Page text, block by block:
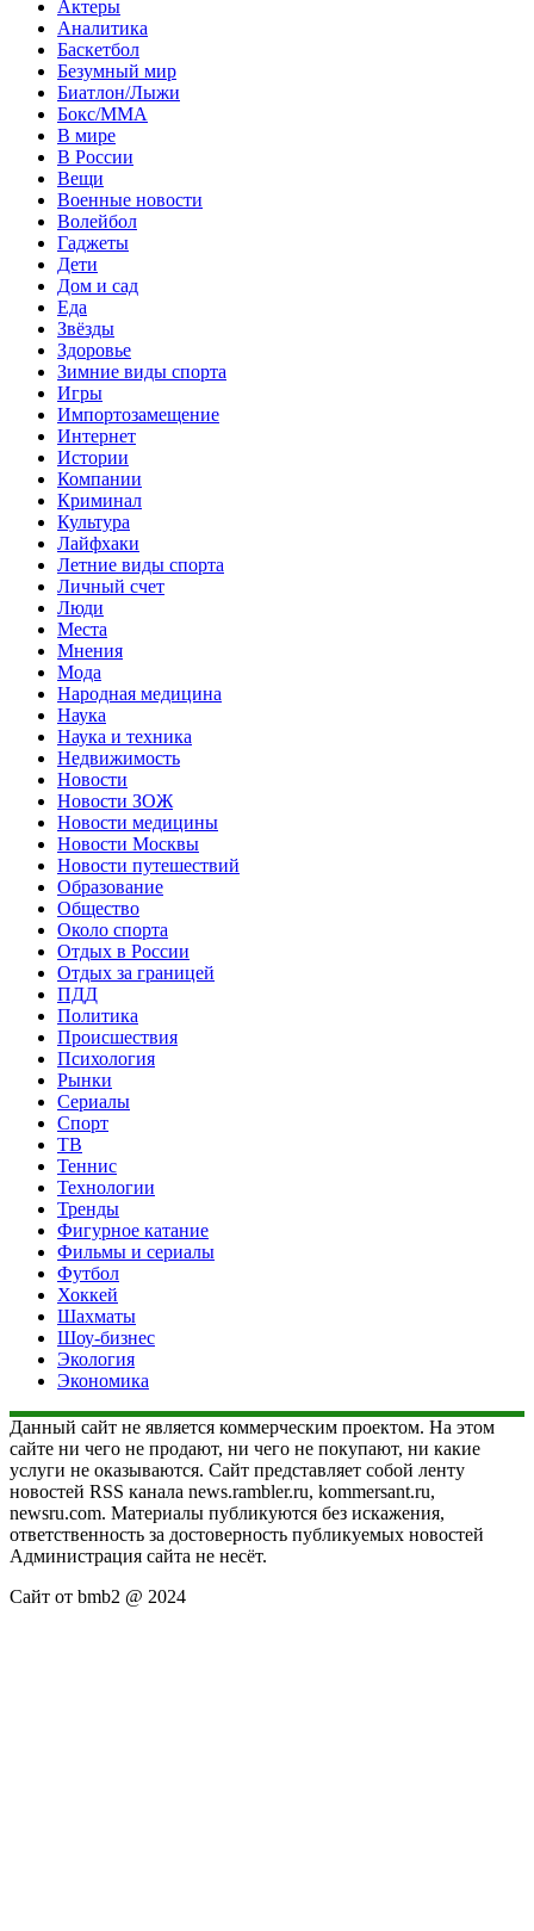
Актеры
Аналитика
Баскетбол
Безумный мир
Биатлон/Лыжи
Бокс/MMA
В мире
В России
Вещи
Военные новости
Волейбол
Гаджеты
Дети
Дом и сад
Еда
Звёзды
Здоровье
Зимние виды спорта
Игры
Импортозамещение
Интернет
Истории
Компании
Криминал
Культура
Лайфхаки
Летние виды спорта
Личный счет
Люди
Места
Мнения
Мода
Народная медицина
Наука
Наука и техника
Недвижимость
Новости
Новости ЗОЖ
Новости медицины
Новости Москвы
Новости путешествий
Образование
Общество
Около спорта
Отдых в России
Отдых за границей
ПДД
Политика
Происшествия
Психология
Рынки
Сериалы
Спорт
ТВ
Теннис
Технологии
Тренды
Фигурное катание
Фильмы и сериалы
Футбол
Хоккей
Шахматы
Шоу-бизнес
Экология
Экономика
Данный сайт не является коммерческим проектом. На этом
сайте ни чего не продают, ни чего не покупают, ни какие
услуги не оказываются. Сайт представляет собой ленту
новостей RSS канала news.rambler.ru, kommersant.ru,
newsru.com. Материалы публикуются без искажения,
ответственность за достоверность публикуемых новостей
Администрация сайта не несёт.
Сайт от bmb2 @ 2024